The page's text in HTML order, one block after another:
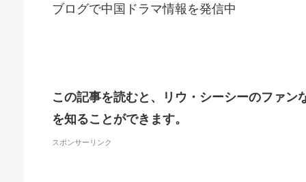
ブログで中国ドラマ情報を発信中
この記事を読むと、リウ・シーシーのファ
を知ることができます。
スポンサーリンク